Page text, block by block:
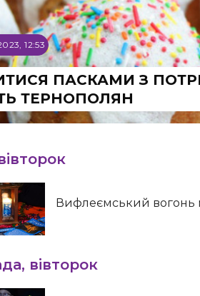
12:53
ПАСКАМИ З
ТЕРНОПОЛЯН
Вифлеємський вогонь
вівторок